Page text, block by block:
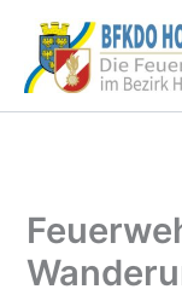
Inhalt
springen